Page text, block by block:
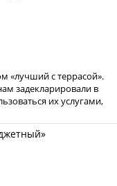
«лучший с террасой».
задекларировали в
их услугами,